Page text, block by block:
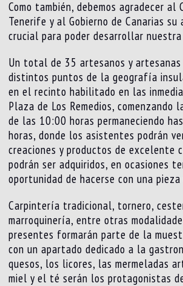
Como también, debemos agradecer al
Tenerife y al Gobierno de Canarias su
crucial para poder desarrollar nuestra
Un total de 35 artesanos y
distintos puntos de la geografía
en el recinto habilitado en las
Plaza de Los Remedios, comenzando
de las 10:00 horas permaneciendo
horas, donde los asistentes podrán
creaciones y productos de excelente
podrán ser adquiridos, en ocasiones
oportunidad de hacerse con una pieza
Carpintería tradicional, tornero,
marroquinería, entre otras
presentes formarán parte de la
con un apartado dedicado a la
quesos, los licores, las mermeladas
miel y el té serán los protagonistas